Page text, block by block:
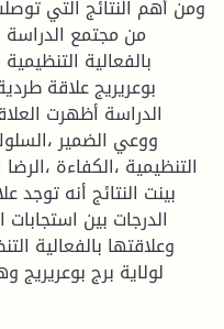
من مجتمع الدراسة
بالفعالية
بوعريريج علاقة
الدراسة أظهرت
ووعي الضمير
التنظيمية ،الكفاءة
بينت النتائج أنه
الدرجات بين
وعلاقتها بالفعالية
لولاية برج